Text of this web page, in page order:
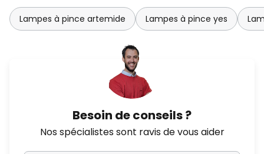
Lampes à pince artemide Lampes à pince yes
Besoin de conseils ?
Nos spécialistes sont ravis de vous aider